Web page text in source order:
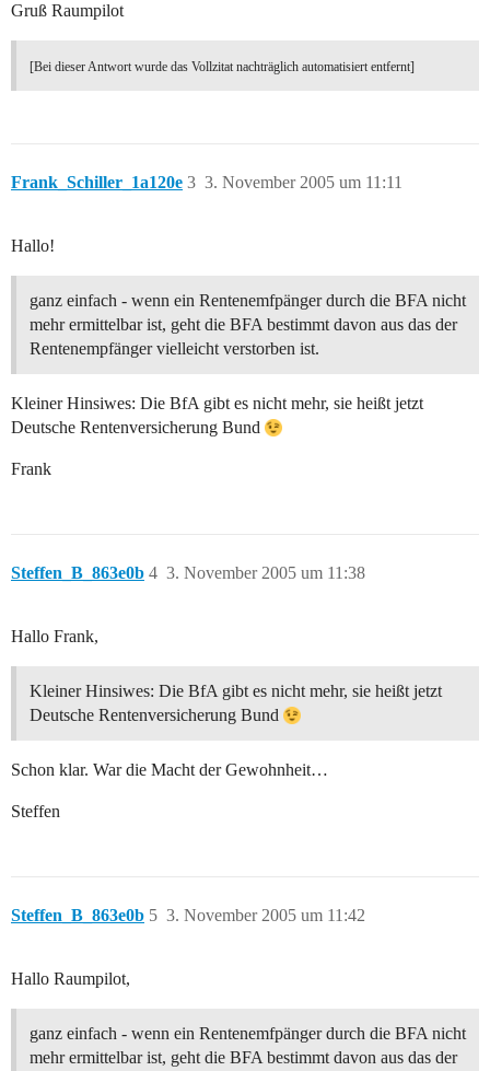
Gruß Raumpilot
[Bei dieser Antwort wurde das Vollzitat nachträglich automatisiert entfernt]
Frank_Schiller_1a120e 3. November 2005 um 11:11
3
Hallo!
ganz einfach - wenn ein Rentenemfpänger durch die BFA nicht
mehr ermittelbar ist, geht die BFA bestimmt davon aus das der
Rentenempfänger vielleicht verstorben ist.
Kleiner Hinsiwes: Die BfA gibt es nicht mehr, sie heißt jetzt
Deutsche Rentenversicherung Bund
Frank
Steffen_B_863e0b 3. November 2005 um 11:38
4
Hallo Frank,
Kleiner Hinsiwes: Die BfA gibt es nicht mehr, sie heißt jetzt
Deutsche Rentenversicherung Bund
Schon klar. War die Macht der Gewohnheit…
Steffen
Steffen_B_863e0b 3. November 2005 um 11:42
5
Hallo Raumpilot,
ganz einfach - wenn ein Rentenemfpänger durch die BFA nicht
mehr ermittelbar ist, geht die BFA bestimmt davon aus das der